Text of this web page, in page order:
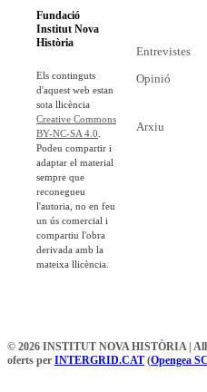
Fundació
Institut Nova
Història
Els continguts
d'aquest web estan
sota llicència
Creative Commons
BY-NC-SA 4.0
Podeu compartir i
adaptar el material
sempre que
reconegueu
l'autoria, no en feu
un ús comercial i
compartiu l'obra
derivada amb la
mateixa llicència.
Entrevistes
Opinió
Arxiu
© 2026 INSTITUT NOVA HISTÒRIA |
oferts per INTERGRID.CAT (Opengea